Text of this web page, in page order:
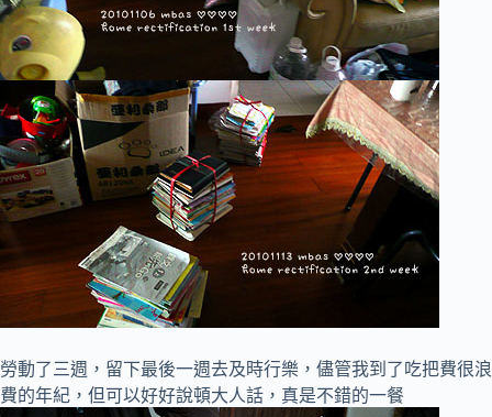
勞動了三週，留下最後一週去及時行樂，儘管我到了吃把費很浪
費的年紀，但可以好好說頓大人話，真是不錯的一餐